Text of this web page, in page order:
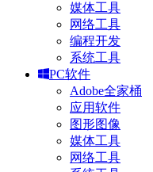
媒体工具
网络工具
编程开发
系统工具
PC软件
Adobe全家桶
应用软件
图形图像
媒体工具
网络工具